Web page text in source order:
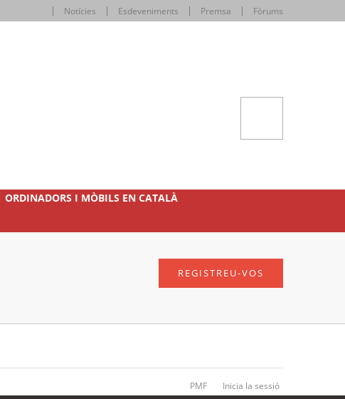
Notícies Esdeveniments Premsa Fòrums
ORDINADORS I MÒBILS EN CATALÀ
REGISTREU-VOS
PMF Inicia la sessió